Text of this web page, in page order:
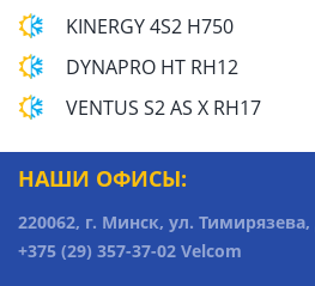
KINERGY 4S2 H750
DYNAPRO HT RH12
VENTUS S2 AS X RH17
НАШИ ОФИСЫ:
220062, г. Минск, ул. Тимирязева,
+375 (29) 357-37-02 Velcom